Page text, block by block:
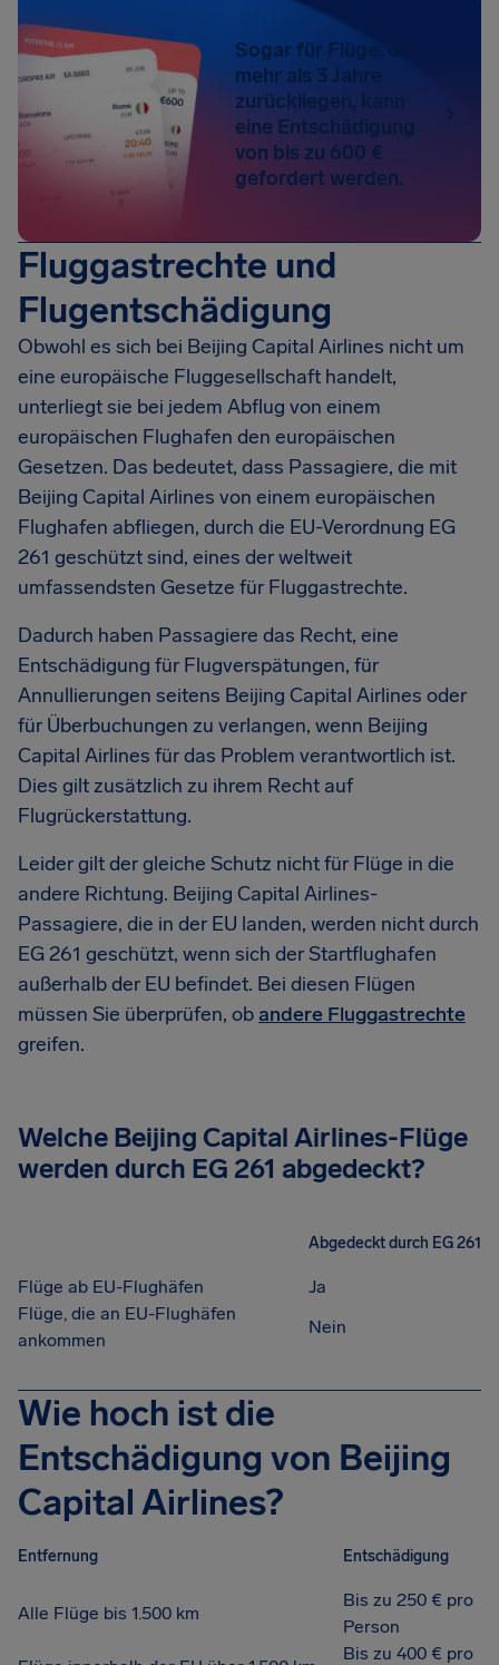
Sogar für Flüge, die
mehr als 3 Jahre
zurückliegen, kann
eine Entschädigung
von bis zu 600 €
gefordert werden.
Fluggastrechte und
Flugentschädigung
Obwohl es sich bei Beijing Capital Airlines nicht um
eine europäische Fluggesellschaft handelt,
unterliegt sie bei jedem Abflug von einem
europäischen Flughafen den europäischen
Gesetzen. Das bedeutet, dass Passagiere, die mit
Beijing Capital Airlines von einem europäischen
Flughafen abfliegen, durch die EU-Verordnung EG
261 geschützt sind, eines der weltweit
umfassendsten Gesetze für Fluggastrechte.
Dadurch haben Passagiere das Recht, eine
Entschädigung für Flugverspätungen, für
Annullierungen seitens Beijing Capital Airlines oder
für Überbuchungen zu verlangen, wenn Beijing
Capital Airlines für das Problem verantwortlich ist.
Dies gilt zusätzlich zu ihrem Recht auf
Flugrückerstattung.
Leider gilt der gleiche Schutz nicht für Flüge in die
andere Richtung. Beijing Capital Airlines-
Passagiere, die in der EU landen, werden nicht durch
EG 261 geschützt, wenn sich der Startflughafen
außerhalb der EU befindet. Bei diesen Flügen
müssen Sie überprüfen, obandere Fluggastrechte
greifen.
Welche Beijing Capital Airlines-Flüge
werden durch EG 261 abgedeckt?
Abgedeckt durch EG 261
Flüge ab EU-Flughäfen
Ja
Flüge, die an EU-Flughäfen
ankommen
Nein
Wie hoch ist die
Entschädigung von Beijing
Capital Airlines?
Entfernung Entschädigung
Alle Flüge bis 1.500 km
Bis zu 250 € pro
Person
Bis zu 400 € pro